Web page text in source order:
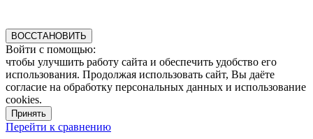
ВОССТАНОВИТЬ
Войти с помощью:
чтобы улучшить работу сайта и обеспечить удобство его
использования. Продолжая использовать сайт, Вы даёте
согласие на обработку персональных данных и использование
cookies.
Принять
Перейти к сравнению